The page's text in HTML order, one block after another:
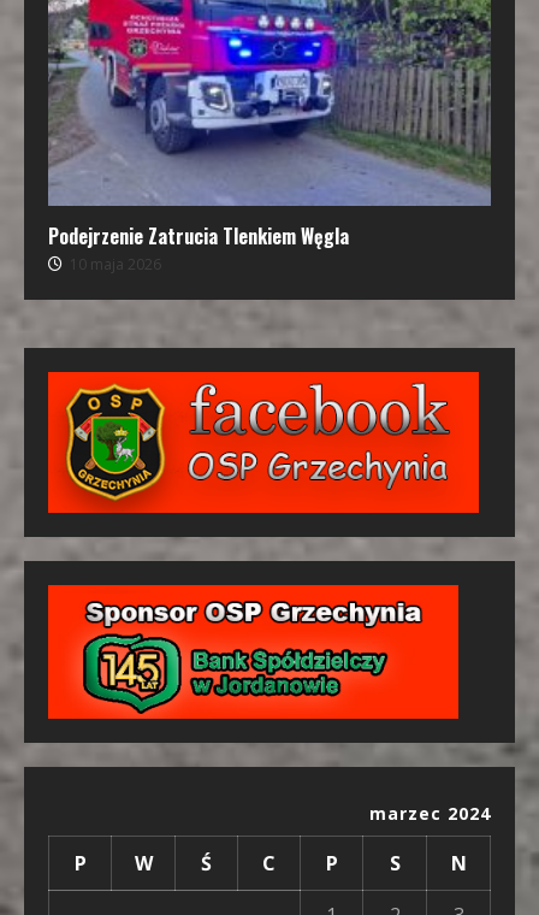
Podejrzenie Zatrucia Tlenkiem Węgla
10 maja 2026
marzec 2024
P W Ś C P S
N